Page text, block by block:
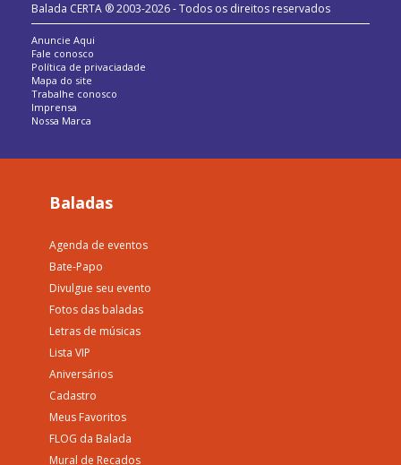
Balada CERTA ® 2003-2026 - Todos os direitos reservados
Anuncie Aqui
Fale conosco
Política de privaciadade
Mapa do site
Trabalhe conosco
Imprensa
Nossa Marca
Baladas
Agenda de eventos
Bate-Papo
Divulgue seu evento
Fotos das baladas
Letras de músicas
Lista VIP
Aniversários
Cadastro
Meus Favoritos
FLOG da Balada
Mural de Recados